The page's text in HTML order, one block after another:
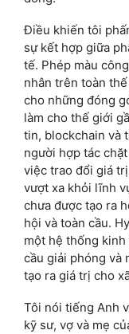
Điều khiến tôi
sự kết hợp giữa
tế. Phép màu
nhân trên toàn
cho những đóng
làm cho thế giới
tin, blockchain và
người hợp tác
việc trao đổi giá
vượt xa khỏi lĩnh
chưa được tạo ra
hội và toàn cầu.
một hệ thống
cầu giải phóng và
tạo ra giá trị cho
Tôi nói tiếng Anh
kỹ sư, vợ và mẹ